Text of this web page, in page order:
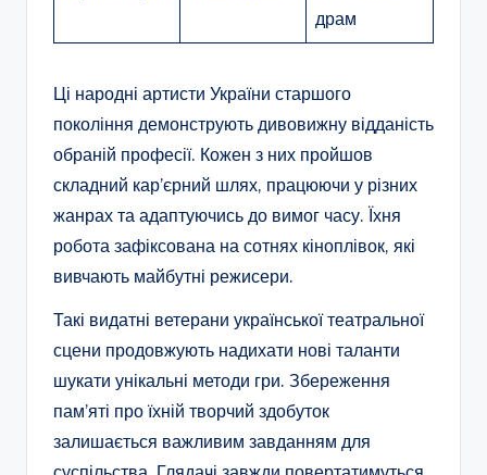
драм
Ці народні артисти України старшого
покоління демонструють дивовижну відданість
обраній професії. Кожен з них пройшов
складний кар’єрний шлях, працюючи у різних
жанрах та адаптуючись до вимог часу. Їхня
робота зафіксована на сотнях кіноплівок, які
вивчають майбутні режисери.
Такі видатні ветерани української театральної
сцени продовжують надихати нові таланти
шукати унікальні методи гри. Збереження
пам’яті про їхній творчий здобуток
залишається важливим завданням для